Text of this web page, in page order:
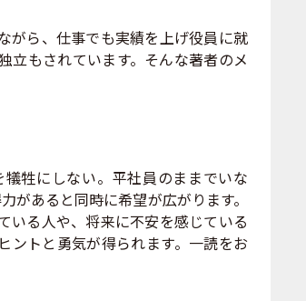
がら、仕事でも実績を上げ役員に就
立もされています。そんな著者のメ
牲にしない。平社員のままでいな
あると同時に希望が広がります。
いる人や、将来に不安を感じている
ントと勇気が得られます。一読をお